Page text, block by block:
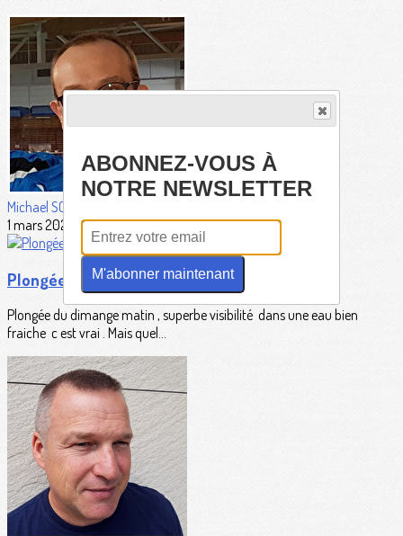
Michael SCHAEDELIN
1 mars 2026
Plongée Koba
Plongée du dimange matin , superbe visibilité dans une eau bien
fraiche c est vrai . Mais quel...
ABONNEZ-VOUS À
NOTRE NEWSLETTER
M'abonner maintenant